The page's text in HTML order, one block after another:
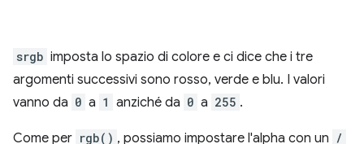
srgb imposta lo spazio di colore e ci dice che i tre
argomenti successivi sono rosso, verde e blu. I valori
vanno da 0 a 1 anziché da 0 a 255 .
Come per rgb() , possiamo impostare l'alpha con un /